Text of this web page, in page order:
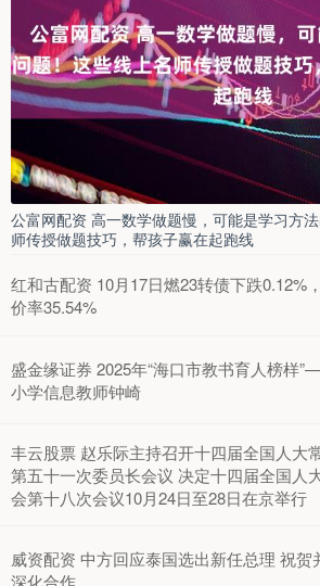
公富网配资 高一数学做题慢，可能是学习方
师传授做题技巧，帮孩子赢在起跑线
红和古配资 10月17日燃23转债下跌0.12%
价率35.54%
盛金缘证券 2025年“海口市教书育人榜样
小学信息教师钟崎
丰云股票 赵乐际主持召开十四届全国人大
第五十一次委员长会议 决定十四届全国人
会第十八次会议10月24日至28日在京举行
威资配资 中方回应泰国选出新任总理 祝贺
深化合作